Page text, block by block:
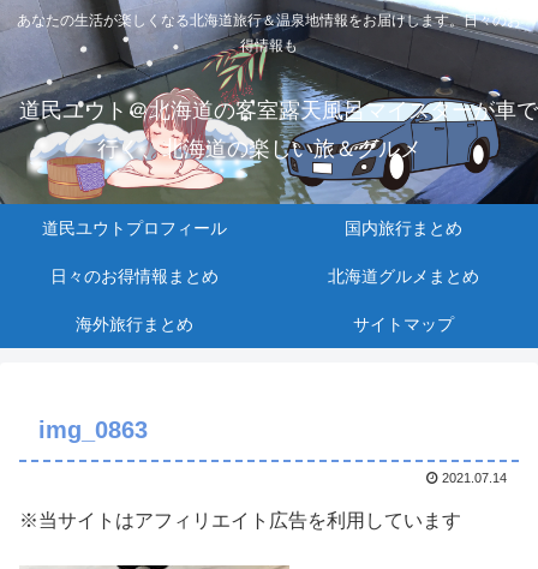
あなたの生活が楽しくなる北海道旅行＆温泉地情報をお届けします。日々のお
得情報も
道民ユウト＠北海道の客室露天風呂マイスターが車で
行く、北海道の楽しい旅＆グルメ
道民ユウトプロフィール 国内旅行まとめ
日々のお得情報まとめ 北海道グルメまとめ
海外旅行まとめ サイトマップ
img_0863
2021.07.14
※当サイトはアフィリエイト広告を利用しています